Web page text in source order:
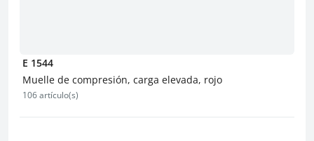
E 1544
Muelle de compresión, carga elevada, rojo
106 artículo(s)